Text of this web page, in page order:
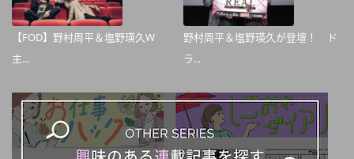
【FOD】野村周平＆塩野瑛久W
主...
野村周平＆塩野瑛久が登壇！ ド
ラ...